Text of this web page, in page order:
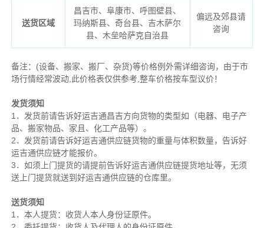
送货区域
昌吉市、阜康市、呼图壁县、
玛纳斯县、奇台县、吉木萨尔
县、木垒哈萨克自治县
偏远及郊县请
咨询
备注： (设备、搬家、搬厂、杂货)等价格例外需详细咨询，由于市
场行情经常波动,此价格表仅供参考,整车价格按车型议价！
发货须知
1．发货前请告诉好运吉通昌吉方向货物的类型如（电器、电子产
品、搬家物品、家且、化工产品等）。
2．发货前请告诉好运吉通供应链货物的重量与体积数量，告诉好
运吉通供应链才能报价。
3．如须上门提货的请提前告诉好运吉通供应链提货地址等，无须
送上门提货就送到好运吉通供应链的仓库里。
送货须知
1．本人提货：收货人本人身份证原件。